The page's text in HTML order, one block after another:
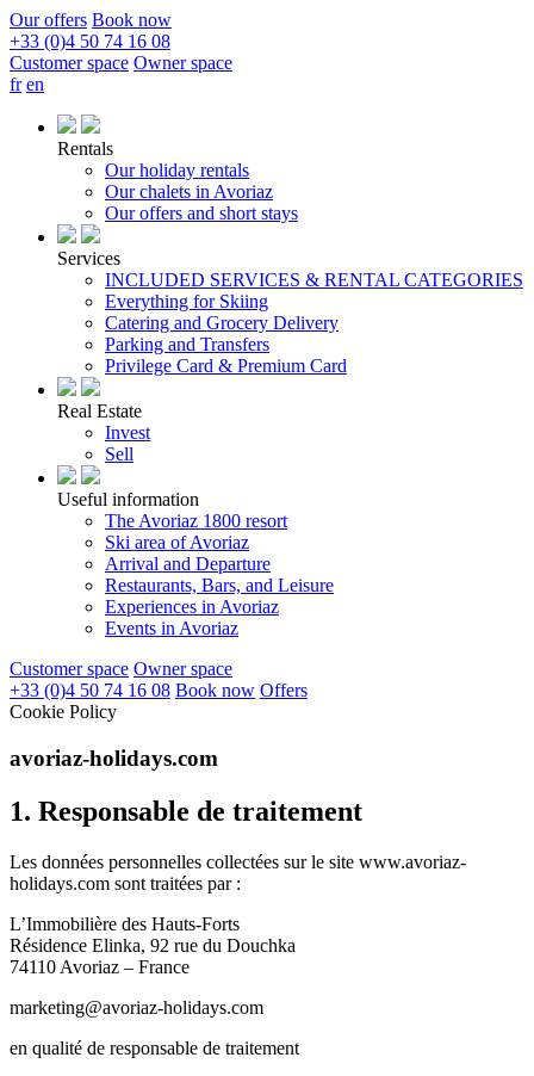
Our offers Book now
+33 (0)4 50 74 16 08
Customer space Owner space
fr en
Rentals
Our holiday rentals
Our chalets in Avoriaz
Our offers and short stays
Services
INCLUDED SERVICES & RENTAL CATEGORIES
Everything for Skiing
Catering and Grocery Delivery
Parking and Transfers
Privilege Card & Premium Card
Real Estate
Invest
Sell
Useful information
The Avoriaz 1800 resort
Ski area of Avoriaz
Arrival and Departure
Restaurants, Bars, and Leisure
Experiences in Avoriaz
Events in Avoriaz
Customer space Owner space
+33 (0)4 50 74 16 08 Book now Offers
Cookie Policy
avoriaz-holidays.com
1. Responsable de traitement
Les données personnelles collectées sur le site www.avoriaz-
holidays.com sont traitées par :
L’Immobilière des Hauts-Forts
Résidence Elinka, 92 rue du Douchka
74110 Avoriaz – France
marketing@avoriaz-holidays.com
en qualité de responsable de traitement